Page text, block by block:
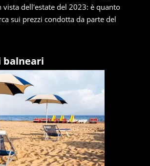
vista dell'estate del 2023: è quanto
sui prezzi condotta da parte del